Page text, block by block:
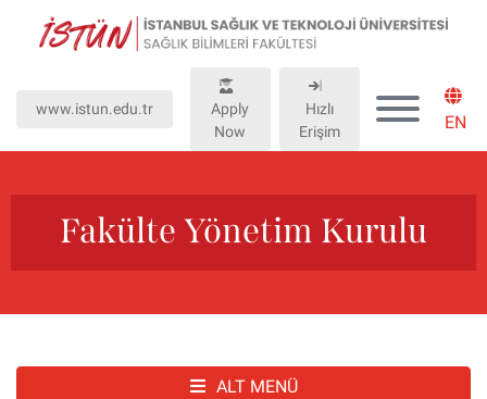
dikkat:
sitesinde,
bir
sistemi
www.istun.edu.tr
Apply
Now
Hızlı
Erişim
EN
Fakülte Yönetim Kurulu
ALT MENÜ